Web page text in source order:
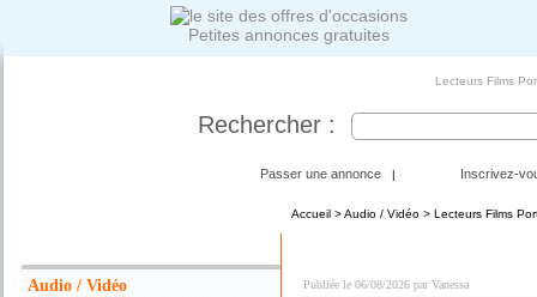
Petites annonces gratuites
Lecteurs Films
Rechercher :
Passer une annonce | Inscrivez-
Audio / Vidéo
Accueil>Audio / Vidéo> Lecteurs Films
Publiée le 06/08/2026 par Vanessa